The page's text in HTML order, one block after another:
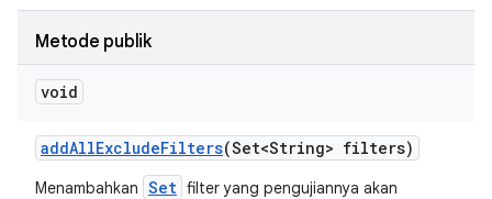
Metode publik
void
addAllExcludeFilters(Set<String> filters)
Menambahkan Set filter yang pengujiannya akan